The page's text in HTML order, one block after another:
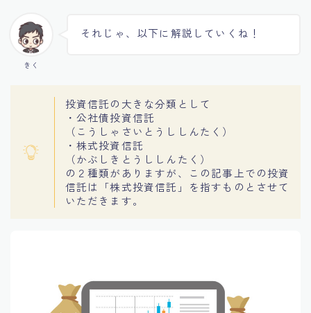
きく
それじゃ、以下に解説していくね！
投資信託の大きな分類として
・公社債投資信託
（こうしゃさいとうししんたく）
・株式投資信託
（かぶしきとうししんたく）
の２種類がありますが、この記事上での投資
信託は「株式投資信託」を指すものとさせて
いただきます。